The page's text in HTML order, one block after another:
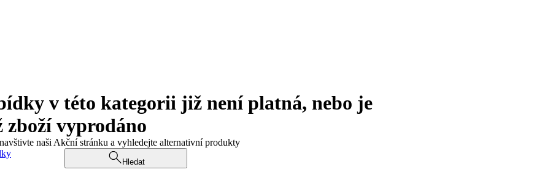
v této kategorii již není platná, nebo je
zboží vyprodáno
naši Akční stránku a vyhledejte alternativní produkty
Hledat